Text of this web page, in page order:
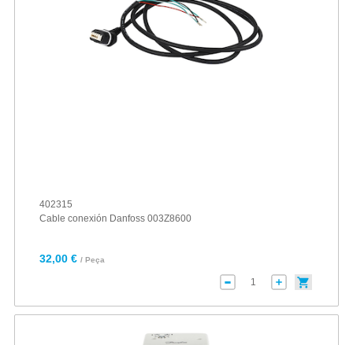
402315
Cable conexión Danfoss 003Z8600
32,00 € / Peça